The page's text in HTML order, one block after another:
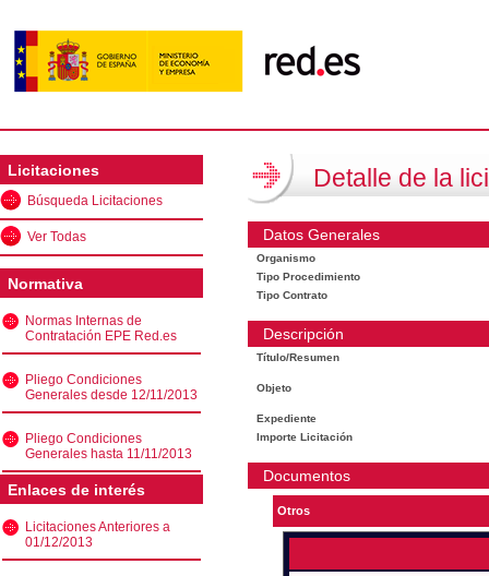
Licitaciones
Búsqueda Licitaciones
Ver Todas
Normativa
Normas Internas de
Contratación EPE Red.es
Pliego Condiciones
Generales desde 12/11/2013
Pliego Condiciones
Generales hasta 11/11/2013
Enlaces de interés
Licitaciones Anteriores a
01/12/2013
Detalle de la
Datos Generales
Organismo
Tipo Procedimiento
Tipo Contrato
Descripción
Título/Resumen
Objeto
Expediente
Importe Licitación
Documentos
Otros